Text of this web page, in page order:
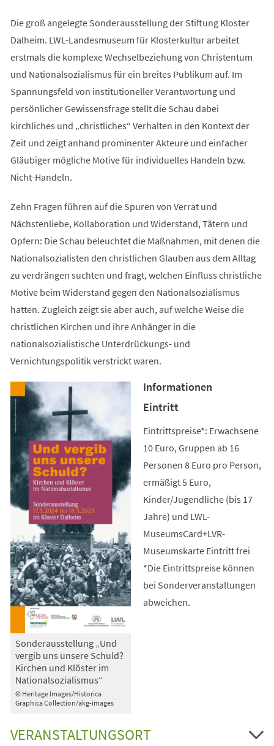
Die groß angelegte Sonderausstellung der Stiftung Kloster
Dalheim. LWL-Landesmuseum für Klosterkultur arbeitet
erstmals die komplexe Wechselbeziehung von Christentum
und Nationalsozialismus für ein breites Publikum auf. Im
Spannungsfeld von institutioneller Verantwortung und
persönlicher Gewissensfrage stellt die Schau dabei
kirchliches und „christliches“ Verhalten in den Kontext der
Zeit und zeigt anhand prominenter Akteure und einfacher
Gläubiger mögliche Motive für individuelles Handeln bzw.
Nicht-Handeln.
Zehn Fragen führen auf die Spuren von Verrat und
Nächstenliebe, Kollaboration und Widerstand, Tätern und
Opfern: Die Schau beleuchtet die Maßnahmen, mit denen die
Nationalsozialisten den christlichen Glauben aus dem Alltag
zu verdrängen suchten und fragt, welchen Einfluss christliche
Motive beim Widerstand gegen den Nationalsozialismus
hatten. Zugleich zeigt sie aber auch, auf welche Weise die
christlichen Kirchen und ihre Anhänger in die
nationalsozialistische Unterdrückungs- und
Vernichtungspolitik verstrickt waren.
© Heritage Images/Historica
Graphica Collection/akg-images
Sonderausstellung „Und
vergib uns unsere Schuld?
Kirchen und Klöster im
Nationalsozialismus“
Informationen
Eintritt
Eintrittspreise*: Erwachsene
10 Euro, Gruppen ab 16
Personen 8 Euro pro Person,
ermäßigt 5 Euro,
Kinder/Jugendliche (bis 17
Jahre) und LWL-
MuseumsCard+LVR-
Museumskarte Eintritt frei
*Die Eintrittspreise können
bei Sonderveranstaltungen
abweichen.
VERANSTALTUNGSORT